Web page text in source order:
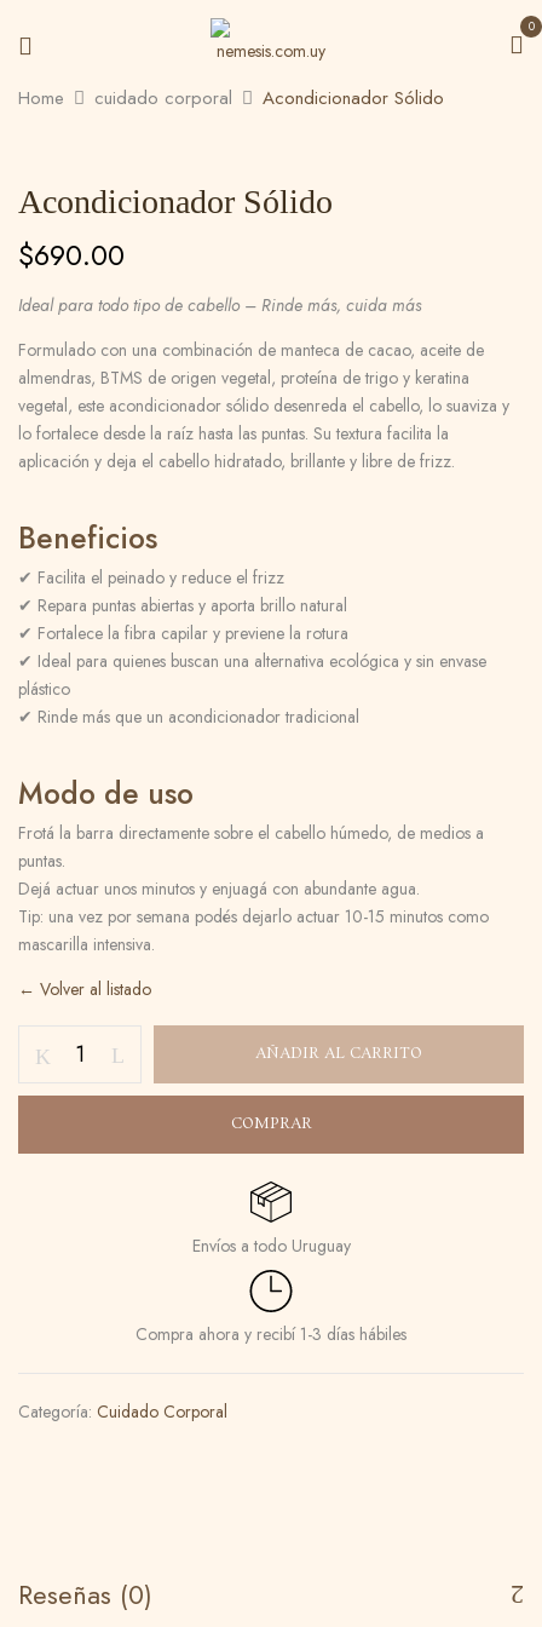
0
Home cuidado corporal Acondicionador Sólido
Acondicionador Sólido
$690.00
Ideal para todo tipo de cabello – Rinde más, cuida más
Formulado con una combinación de manteca de cacao, aceite de
almendras, BTMS de origen vegetal, proteína de trigo y keratina
vegetal, este acondicionador sólido desenreda el cabello, lo suaviza y
lo fortalece desde la raíz hasta las puntas. Su textura facilita la
aplicación y deja el cabello hidratado, brillante y libre de frizz.
Beneficios
✔ Facilita el peinado y reduce el frizz
✔ Repara puntas abiertas y aporta brillo natural
✔ Fortalece la fibra capilar y previene la rotura
✔ Ideal para quienes buscan una alternativa ecológica y sin envase
plástico
✔ Rinde más que un acondicionador tradicional
Modo de uso
Frotá la barra directamente sobre el cabello húmedo, de medios a
puntas.
Dejá actuar unos minutos y enjuagá con abundante agua.
Tip: una vez por semana podés dejarlo actuar 10-15 minutos como
mascarilla intensiva.
← Volver al listado
AÑADIR AL CARRITO
COMPRAR
Envíos a todo Uruguay
Compra ahora y recibí 1-3 días hábiles
Categoría: Cuidado Corporal
Reseñas (0)
Be the first to review
Guarda mi nombre, correo electrónico y
web en este navegador para la próxima